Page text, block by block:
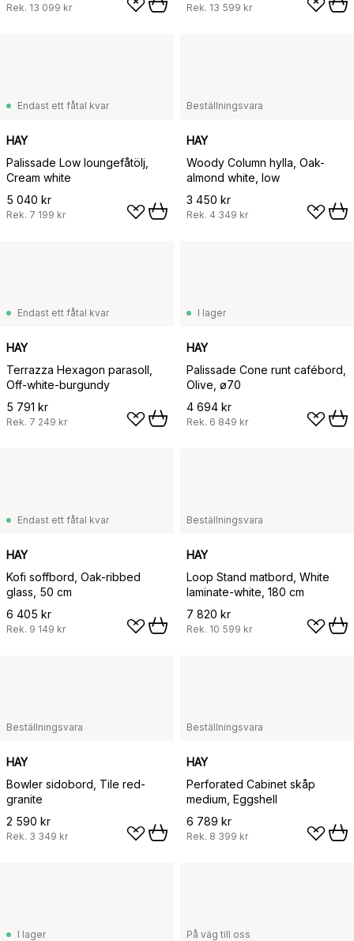
Rek. 13 099 kr Rek. 13 599 kr
Endast ett fåtal kvar
HAY
Palissade Low loungefåtölj,
Cream white
5 040 kr
Rek. 7 199 kr
Beställningsvara
HAY
Woody Column hylla, Oak-
almond white, low
3 450 kr
Rek. 4 349 kr
Endast ett fåtal kvar
HAY
Terrazza Hexagon parasoll,
Off-white-burgundy
5 791 kr
Rek. 7 249 kr
I lager
HAY
Palissade Cone runt cafébord,
Olive, ø70
4 694 kr
Rek. 6 849 kr
Endast ett fåtal kvar
HAY
Kofi soffbord, Oak-ribbed
glass, 50 cm
6 405 kr
Rek. 9 149 kr
Beställningsvara
HAY
Loop Stand matbord, White
laminate-white, 180 cm
7 820 kr
Rek. 10 599 kr
Beställningsvara
HAY
Bowler sidobord, Tile red-
granite
2 590 kr
Rek. 3 349 kr
Beställningsvara
HAY
Perforated Cabinet skåp
medium, Eggshell
6 789 kr
Rek. 8 399 kr
I lager På väg till oss